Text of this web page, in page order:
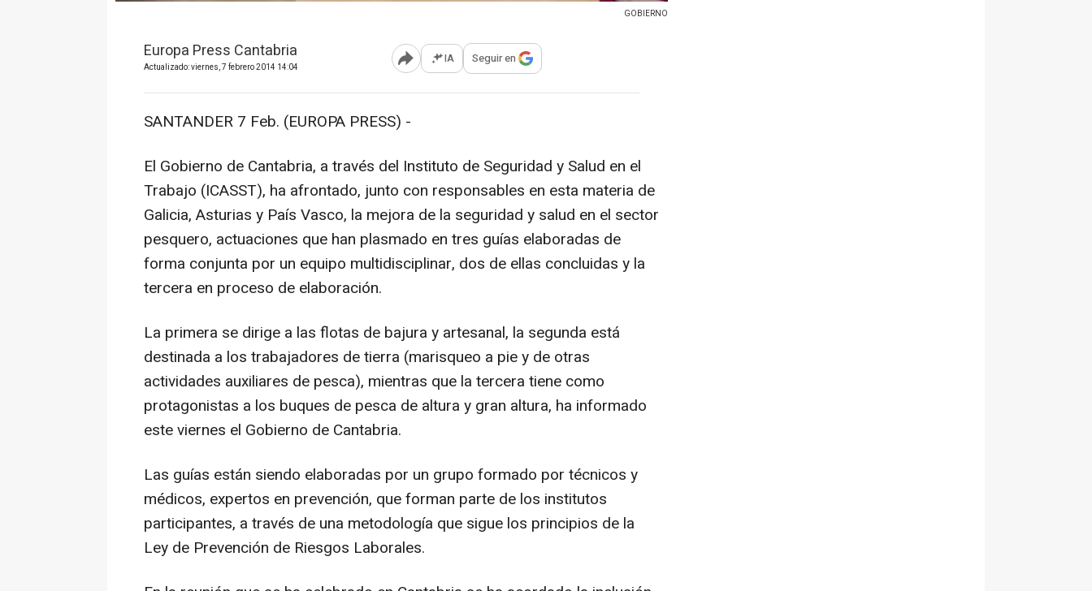
GOBIERNO
Europa Press Cantabria
Actualizado: viernes, 7 febrero 2014 14:04 Abrir opciones para compartir
IA Seguir en
SANTANDER 7 Feb. (EUROPA PRESS) -
El Gobierno de Cantabria, a través del Instituto de Seguridad y Salud en el
Trabajo (ICASST), ha afrontado, junto con responsables en esta materia de
Galicia, Asturias y País Vasco, la mejora de la seguridad y salud en el sector
pesquero, actuaciones que han plasmado en tres guías elaboradas de
forma conjunta por un equipo multidisciplinar, dos de ellas concluidas y la
tercera en proceso de elaboración.
La primera se dirige a las flotas de bajura y artesanal, la segunda está
destinada a los trabajadores de tierra (marisqueo a pie y de otras
actividades auxiliares de pesca), mientras que la tercera tiene como
protagonistas a los buques de pesca de altura y gran altura, ha informado
este viernes el Gobierno de Cantabria.
Las guías están siendo elaboradas por un grupo formado por técnicos y
médicos, expertos en prevención, que forman parte de los institutos
participantes, a través de una metodología que sigue los principios de la
Ley de Prevención de Riesgos Laborales.